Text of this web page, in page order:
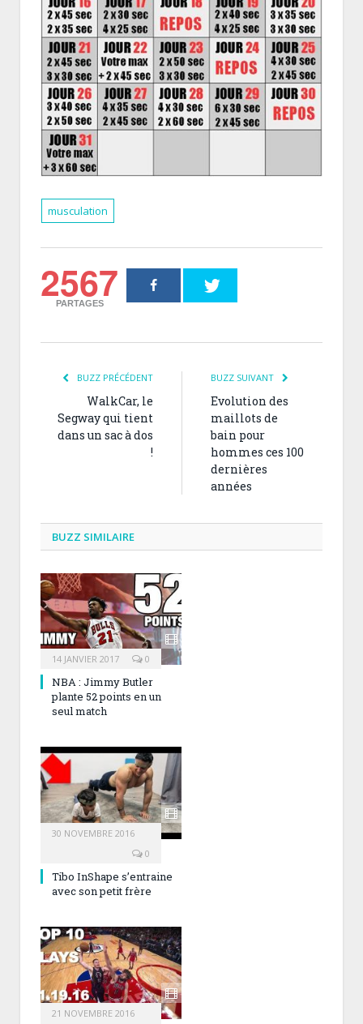
musculation
2567
PARTAGES
BUZZ PRÉCÉDENT
WalkCar, le
Segway qui tient
dans un sac à dos
!
BUZZ SUIVANT
Evolution des
maillots de
bain pour
hommes ces 100
dernières
années
BUZZ SIMILAIRE
14 JANVIER 2017 0
NBA : Jimmy Butler
plante 52 points en un
seul match
30 NOVEMBRE 2016
0
Tibo InShape s’entraine
avec son petit frère
21 NOVEMBRE 2016